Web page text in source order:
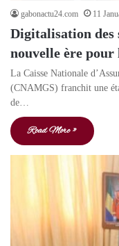
gabonactu24.com 11
Digitalisation des
nouvelle ère pour
La Caisse Nationale
(CNAMGS) franchit une
de…
Read More »